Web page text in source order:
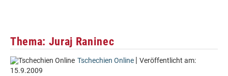
Thema: Juraj Raninec
Tschechien Online | Veröffentlicht am:
15.9.2009